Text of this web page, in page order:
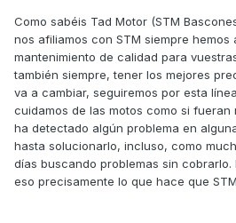
Como sabéis Tad Motor (STM
nos afiliamos con STM siempre hemos
mantenimiento de calidad para
también siempre, tener los mejores
va a cambiar, seguiremos por esta
cuidamos de las motos como si
ha detectado algún problema en
hasta solucionarlo, incluso, como
días buscando problemas sin
eso precisamente lo que hace que